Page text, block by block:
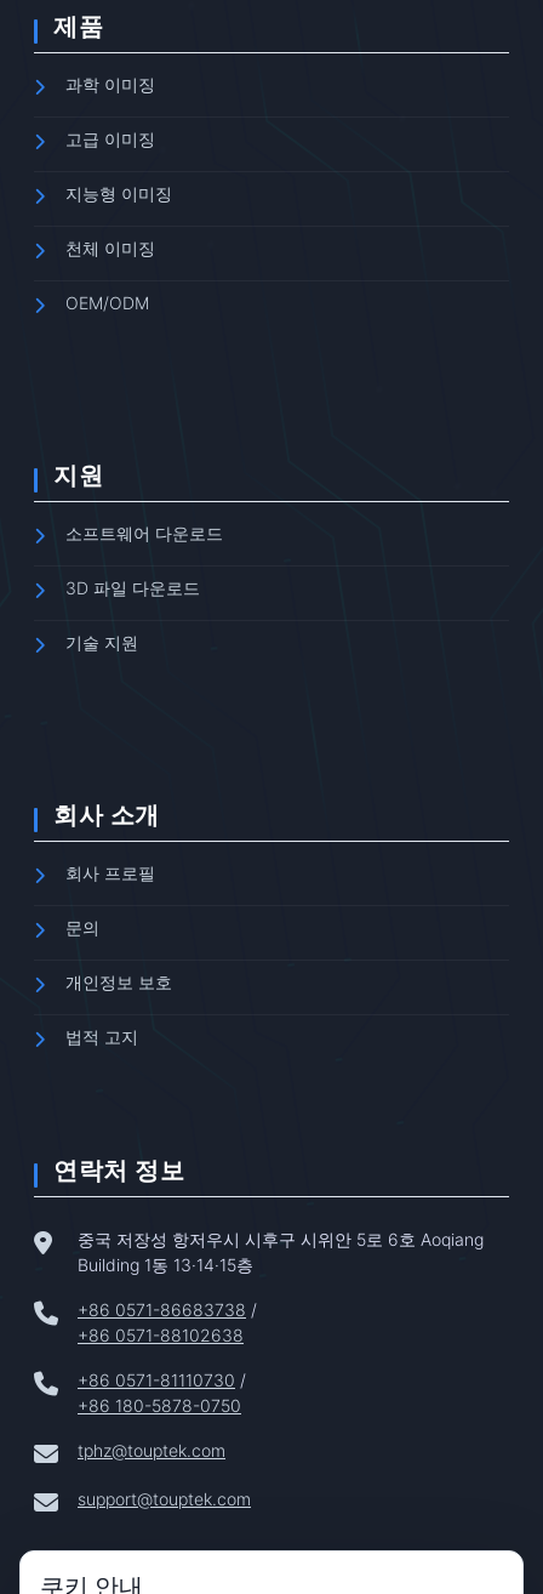
제품
과학 이미징
고급 이미징
지능형 이미징
천체 이미징
OEM/ODM
지원
소프트웨어 다운로드
3D 파일 다운로드
기술 지원
회사 소개
회사 프로필
문의
개인정보 보호
법적 고지
연락처 정보
중국 저장성 항저우시 시후구 시위안 5로 6호 Aoqiang
Building 1동 13·14·15층
+86 0571-86683738 /
+86 0571-88102638
+86 0571-81110730 /
+86 180-5878-0750
tphz@touptek.com
support@touptek.com
쿠키 안내